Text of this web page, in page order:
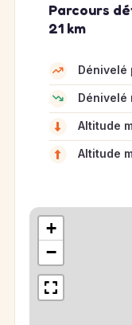
Parcours
21 km
Dénivelé
Dénivelé
Altitude
Altitude
+
−